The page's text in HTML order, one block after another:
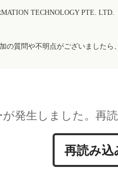
TECHNOLOGY PTE. LTD.
の質問や不明点がございました
が発生しました。再
再読み込